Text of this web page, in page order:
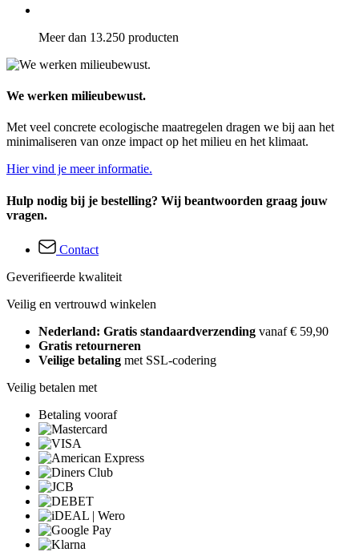
Meer dan 13.250 producten
We werken milieubewust.
Met veel concrete ecologische maatregelen dragen we bij aan het
minimaliseren van onze impact op het milieu en het klimaat.
Hier vind je meer informatie.
Hulp nodig bij je bestelling? Wij beantwoorden graag jouw
vragen.
Contact
Geverifieerde kwaliteit
Veilig en vertrouwd winkelen
Nederland: Gratis standaardverzending vanaf € 59,90
Gratis retourneren
Veilige betaling met SSL-codering
Veilig betalen met
Betaling vooraf